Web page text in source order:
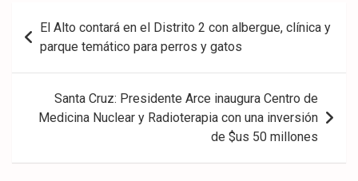
Navegación
de
entradas
El Alto contará en el Distrito 2 con albergue, clínica y
parque temático para perros y gatos
Santa Cruz: Presidente Arce inaugura Centro de
Medicina Nuclear y Radioterapia con una inversión
de $us 50 millones